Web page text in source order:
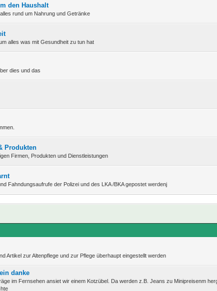
den Haushalt
rund um Nahrung und Getränke
alles was mit Gesundheit zu tun hat
dies und das
Produkten
Firmen, Produkten und Dienstleistungen
Fahndungsaufrufe der Polizei und des LKA /BKA gepostet werdenj
Artikel zur Altenpflege und zur Pflege überhaupt eingestellt werden
danke
im Fernsehen ansiet wir einem Kotzübel. Da werden z.B. Jeans zu Minipreisenm